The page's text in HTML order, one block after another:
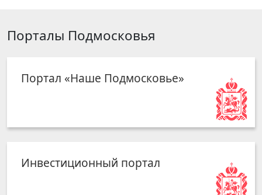
Порталы Подмосковья
Портал «Наше Подмосковье»
Инвестиционный портал